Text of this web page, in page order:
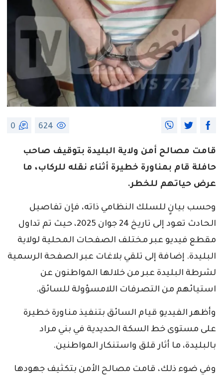
624
0
قامت مصالح أمن ولاية البليدة بتوقيف صاحب
حافلة قام بمناورة خطيرة أثناء نقله للركاب، ما
عرض حياتهم للخطر.
وحسب بيانٍ للسلك النظامي ذاته، فإن تفاصيل
الحادث تعود إلى تاريخ 24 جوان 2025، حيث تم تداول
مقطع فيديو عبر مختلف الصفحات المحلية لولاية
البليدة. إضافة إلى تلقي بلاغات عبر الصفحة الرسمية
لشرطة البليدة عبر من خلالها المواطنون عن
استيائهم من التصرفات اللامسؤولة للسائق.
وأظهر الفيديو قيام السائق بتنفيذ مناورة خطيرة
على مستوى خط السكة الحديدية في بني مراد
بالبليدة، ما أثار قلق واستنكار المواطنين.
وفي ضوء ذلك، قامت مصالح الأمن بتكثيف جهودها